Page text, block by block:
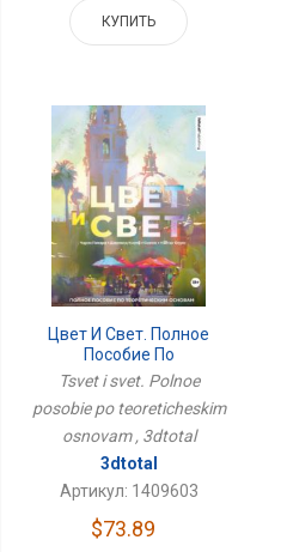
КУПИТЬ
Цвет И Свет. Полное
Пособие По
Теоретическим Основам
Tsvet i svet. Polnoe
posobie po teoreticheskim
osnovam , 3dtotal
3dtotal
Артикул: 1409603
$73.89